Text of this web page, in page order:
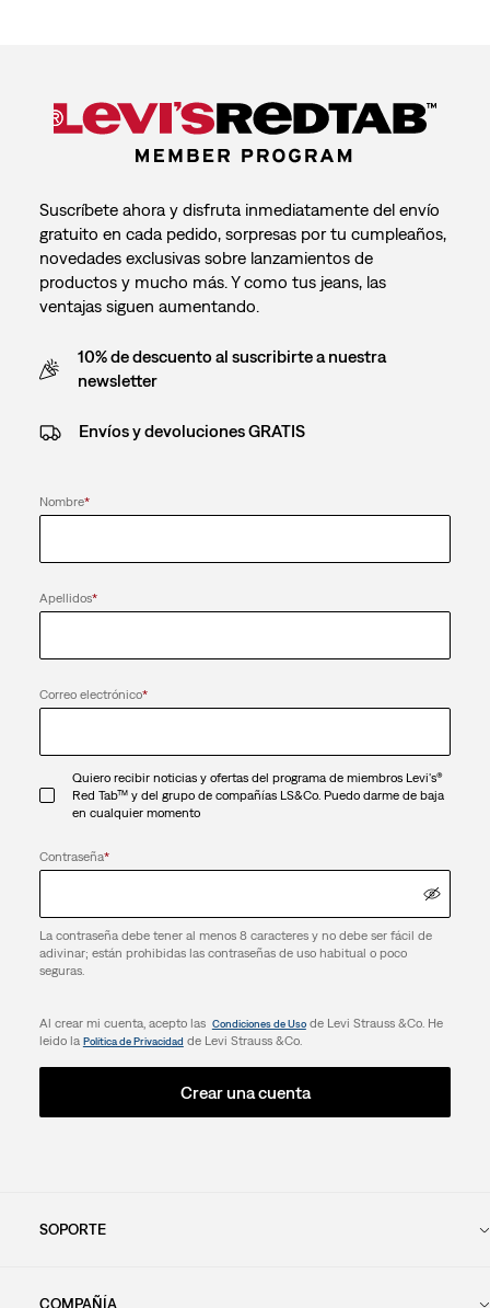
Suscríbete ahora y disfruta inmediatamente del envío
gratuito en cada pedido, sorpresas por tu cumpleaños,
novedades exclusivas sobre lanzamientos de
productos y mucho más. Y como tus jeans, las
ventajas siguen aumentando.
10% de descuento al suscribirte a nuestra
newsletter
Envíos y devoluciones GRATIS
Nombre*
Apellidos*
Correo electrónico*
Quiero recibir noticias y ofertas del programa de miembros Levi's®
Red Tab™ y del grupo de compañías LS&Co. Puedo darme de baja
en cualquier momento
Contraseña*
La contraseña debe tener al menos 8 caracteres y no debe ser fácil de
adivinar; están prohibidas las contraseñas de uso habitual o poco
seguras.
Al crear mi cuenta, acepto las Condiciones de Usode Levi Strauss &Co. He
leido la Política de Privacidad de Levi Strauss &Co.
Crear una cuenta
SOPORTE
COMPAÑÍA